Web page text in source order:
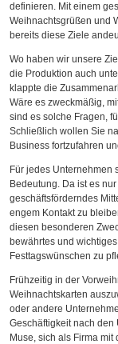
definieren. Mit einem
Weihnachtsgrüßen und
bereits diese Ziele
Wo haben wir unsere
die Produktion auch
klappte die
Wäre es zweckmäßig,
sind es solche Fragen,
Schließlich wollen Sie
Business fortzufahren
Für jedes Unternehmen
Bedeutung. Da ist es
geschäftsförderndes
engem Kontakt zu
diesen besonderen
bewährtes und
Festtagswünschen zu
Frühzeitig in der
Weihnachtskarten
oder andere
Geschäftigkeit nach den
Muse, sich als Firma